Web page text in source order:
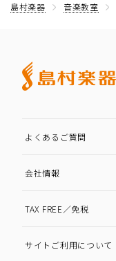
島村楽器 音楽教室
よくあるご質問
会社情報
TAX FREE／免税
サイトご利用について